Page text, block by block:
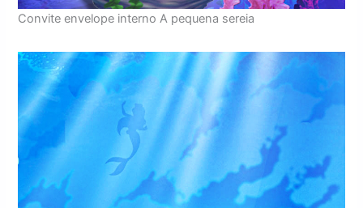
Convite envelope interno A pequena sereia